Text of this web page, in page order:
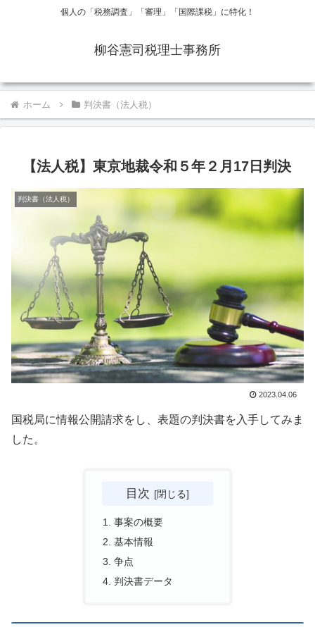
個人の「税務調査」「審理」「国際課税」に特化！
柳谷憲司税理士事務所
ホーム 判決書（法人税）
【法人税】東京地裁令和５年２月17日判決
判決書（法人税）
2023.04.06
国税局に情報公開請求をし、表題の判決書を入手してみま
した。
目次
事案の概要
基本情報
争点
判決書データ